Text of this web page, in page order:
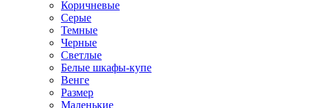
Коричневые
Серые
Темные
Черные
Светлые
Белые шкафы-купе
Венге
Размер
Маленькие